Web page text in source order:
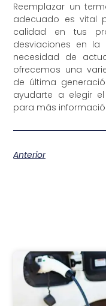
Reemplazar un
adecuado es vital
calidad en tus
desviaciones en
necesidad de
ofrecemos una
de última
ayudarte a elegir
para más
Anterior